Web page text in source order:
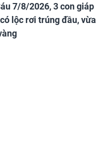
7/8/2026, 3 con giáp
lộc rơi trúng đầu, vừa